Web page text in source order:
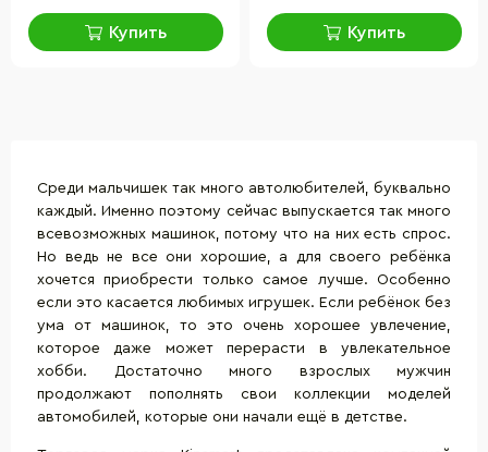
Купить Купить
Среди мальчишек так много автолюбителей, буквально
каждый. Именно поэтому сейчас выпускается так много
всевозможных машинок, потому что на них есть спрос.
Но ведь не все они хорошие, а для своего ребёнка
хочется приобрести только самое лучше. Особенно
если это касается любимых игрушек. Если ребёнок без
ума от машинок, то это очень хорошее увлечение,
которое даже может перерасти в увлекательное
хобби. Достаточно много взрослых мужчин
продолжают пополнять свои коллекции моделей
автомобилей, которые они начали ещё в детстве.